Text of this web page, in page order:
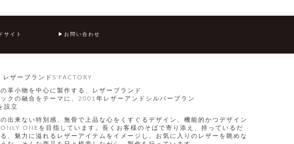
サイト お問い合わせ
レザーブランドS'FACTORY
革小物を中心に製作する、レザーブランド
クの融合をテーマに、2001年レザーアンドシルバーブラン
設立
出来ない特別感、無骨で上品な心をくすぐるデザイン、機能的かつデザイン
ONEを目指しています。長くお客様のそばで寄り添え、持っているだ
、魅力に溢れるレザーアイテムをイメージし、お気に入りのレザーを眺めな